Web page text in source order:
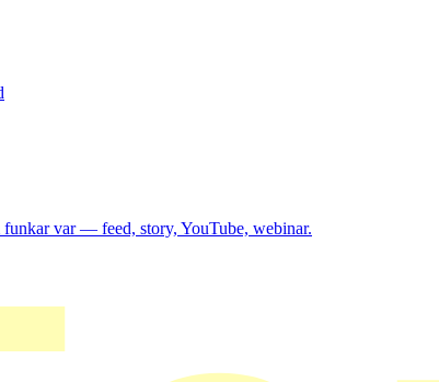
var — feed, story, YouTube, webinar.